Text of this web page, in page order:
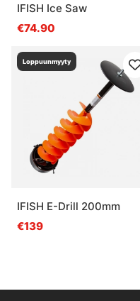
IFISH Ice Saw
€74.90
Loppuunmyyty
IFISH E-Drill 200mm
€139